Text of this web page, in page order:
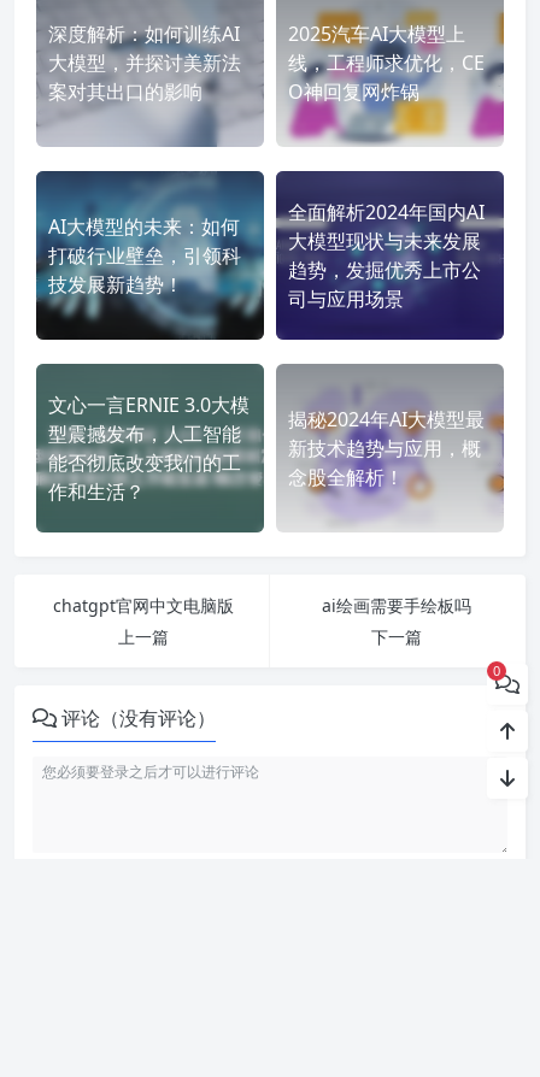
深度解析：如何训练AI
大模型，并探讨美新法
案对其出口的影响
2025汽车AI大模型上
线，工程师求优化，CE
O神回复网炸锅
AI大模型的未来：如何
打破行业壁垒，引领科
技发展新趋势！
全面解析2024年国内AI
大模型现状与未来发展
趋势，发掘优秀上市公
司与应用场景
文心一言ERNIE 3.0大模
型震撼发布，人工智能
能否彻底改变我们的工
作和生活？
揭秘2024年AI大模型最
新技术趋势与应用，概
念股全解析！
chatgpt官网中文电脑版
上一篇
ai绘画需要手绘板吗
下一篇
评论（没有评论）
0